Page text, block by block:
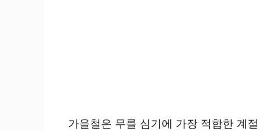
가을철은 무를 심기에 가장 적합한 계